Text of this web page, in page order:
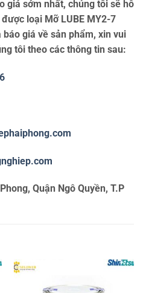
giá sớm nhất, chúng tôi sẽ hỗ
loại Mỡ LUBE MY2-7
giá về sản phẩm, xin vui
tôi theo các thông tin sau:
Quận Ngô Quyền, T.P